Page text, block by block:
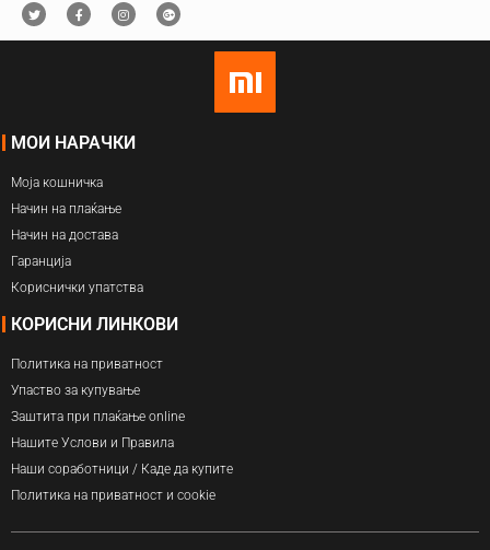
МОИ НАРАЧКИ
Моја кошничка
Начин на плаќање
Начин на достава
Гаранција
Кориснички упатства
КОРИСНИ ЛИНКОВИ
Политика на приватност
Упаство за купување
Заштита при плаќање online
Нашите Услови и Правила
Наши соработници / Каде да купите
Политика на приватност и cookie